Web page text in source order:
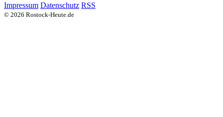
Impressum Datenschutz RSS
© 2026 Rostock-Heute.de